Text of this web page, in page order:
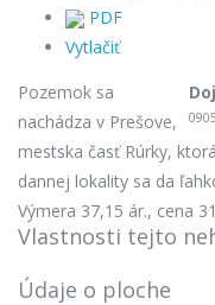
PDF
Vytlačiť
Pozemok sa
nachádza v Prešove,
mestska časť Rúrky,
dannej lokality sa da
Výmera 37,15 ár., cena
Vlastnosti tejto
Údaje o ploche